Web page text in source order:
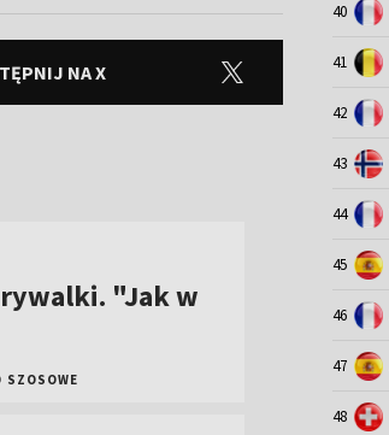
NA X
"Jak w
SZOSOWE
40
41
42
43
44
45
46
47
48